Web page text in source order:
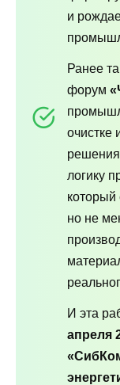
и
Ранее
форум
очистке
логику
который
но не
И эта
апреля